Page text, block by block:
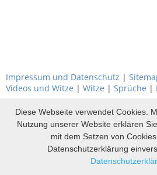
Impressum und Datenschutz |
Videos und Witze | Witze | Sprüche |
Diese Webseite verwendet Cookies.
Nutzung unserer Website erklären
mit dem Setzen von
Datenschutzerklärung